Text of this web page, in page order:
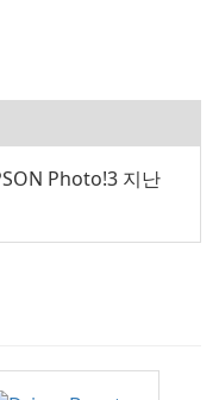
Photo!3 지난